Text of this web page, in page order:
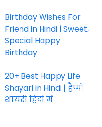
Birthday Wishes For
Friend in Hindi | Sweet,
Special Happy
Birthday
20+ Best Happy Life
Shayari in Hindi | हैप्पी
शायरी हिंदी में